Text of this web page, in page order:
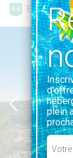
9.6
plein